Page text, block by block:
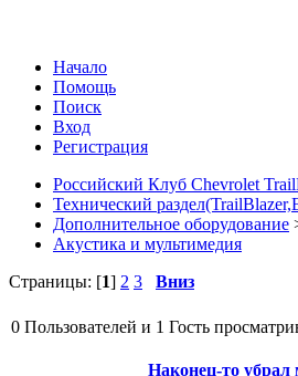
Начало
Помощь
Поиск
Вход
Регистрация
Российский Клуб Chevrolet
Технический
Дополнительное оборудование
Акустика и мультимедия
Страницы: [1] 2 3
Вниз
0 Пользователей и 1 Гость
Наконец-то убрал